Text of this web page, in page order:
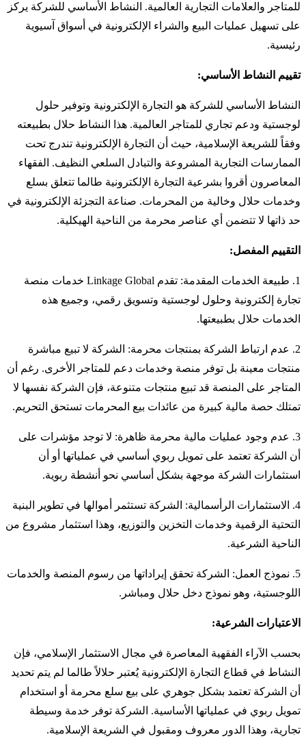
للمتاجر والعلامات التجارية العالمية. النشاط الأساسي للشركة يركز
على تسهيل عمليات البيع والشراء الإلكترونية في أسواق آسيوية
رئيسية.
تقييم النشاط الأساسي:
النشاط الأساسي للشركة هو التجارة الإلكترونية وتوفير حلول
لوجستية ودعم تجاري للمتاجر العالمية. هذا النشاط حلال بطبيعته
وفقاً للشريعة الإسلامية، حيث أن التجارة الإلكترونية تندرج تحت
الممارسات التجارية المشروعة والتبادل السلعي النظيف. الفقهاء
المعاصرون أقروا بشرعية التجارة الإلكترونية طالما تتعلق بسلع
وخدمات حلال وخالية من المحرمات. صناعة التجزئة الإلكترونية في
حد ذاتها لا تتضمن أي عناصر محرمة من الناحية الهيكلية.
التقييم المفصل:
1. طبيعة الخدمات المقدمة: تقدم Linkage Global خدمات منصة
تجارة إلكترونية وحلول لوجستية وتسويق رقمي، وجميع هذه
الخدمات حلال بطبيعتها.
2. عدم ارتباط الشركة بمنتجات محرمة: الشركة لا تبيع مباشرة
منتجات معينة بل توفر منصة وخدمات دعم للمتاجر الأخرى. رغم أن
المتاجر على المنصة قد تبيع منتجات متنوعة، فإن الشركة نفسها لا
تمتلك حصة مالية كبيرة من عائدات بيع المحرمات تستحق التحريم.
3. عدم وجود عمليات مالية محرمة ظاهرة: لا توجد مؤشرات على
أن الشركة تعتمد على تمويل ربوي أساسي في عملياتها أو أن
استثمارات الشركة موجهة بشكل أساسي نحو أنشطة ربوية.
4. الاستثمارات الرأسمالية: الشركة تستثمر أموالها في تطوير البنية
التحتية الرقمية وخدمات التخزين والتوزيع، وهذا استثمار مشروع من
الناحية الشرعية.
5. نموذج العمل: الشركة تحقق إيراداتها من رسوم المنصة والخدمات
اللوجستية، وهو نموذج دخل حلال ومباشر.
الاعتبارات الشرعية:
بحسب الآراء الفقهية المعاصرة في مجال الاستثمار الإسلامي، فإن
النشاط في قطاع التجارة الإلكترونية يُعتبر حلالاً طالما لم يتم تحديد
أن الشركة تعتمد بشكل جوهري على بيع سلع محرمة أو استخدام
تمويل ربوي في عملياتها الأساسية. الشركة توفر خدمة وسيطة
تجارية، وهذا الدور معروف ومقبول في الشريعة الإسلامية.